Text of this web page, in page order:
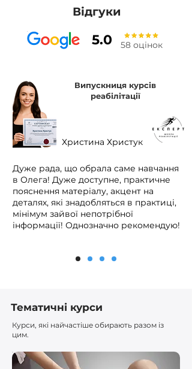
Відгуки
5.0 58 оцінок
Випускниця курсів
реабілітації
Христина Христук
Дуже рада, що обрала саме навчання
в Олега! Дуже доступне, практичне
пояснення матеріалу, акцент на
деталях, які знадобляться в практиці,
мінімум зайвої непотрібної
інформації! Однозначно рекомендую!
Тематичні курси
Курси, які найчастіше обирають разом із
цим.